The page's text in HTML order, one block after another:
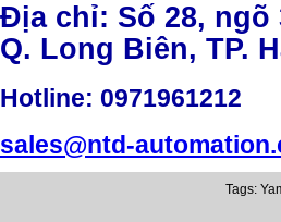
Địa chỉ: Số 28, ngõ
Q. Long Biên, TP.
Hotline: 0971961212
sales@ntd-
Tags: